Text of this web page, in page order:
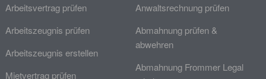
Arbeitsvertrag prüfen
Arbeitszeugnis prüfen
Arbeitszeugnis erstellen
Mietvertrag prüfen
Anwaltsrechnung prüfen
Abmahnung prüfen &
abwehren
Abmahnung Frommer Legal